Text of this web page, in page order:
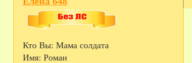
Кто Вы: Мама солдата
Имя: Роман